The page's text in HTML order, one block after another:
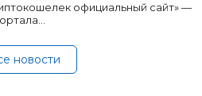
официальный сайт» —
новости